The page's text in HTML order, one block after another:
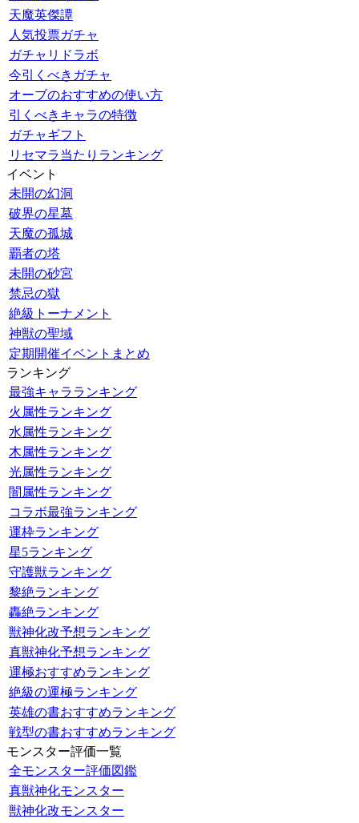
天魔英傑譚
人気投票ガチャ
ガチャリドラボ
今引くべきガチャ
オーブのおすすめの使い方
引くべきキャラの特徴
ガチャギフト
リセマラ当たりランキング
イベント
未開の幻洞
破界の星墓
天魔の孤城
覇者の塔
未開の砂宮
禁忌の獄
絶級トーナメント
神獣の聖域
定期開催イベントまとめ
ランキング
最強キャラランキング
火属性ランキング
水属性ランキング
木属性ランキング
光属性ランキング
闇属性ランキング
コラボ最強ランキング
運枠ランキング
星5ランキング
守護獣ランキング
黎絶ランキング
轟絶ランキング
獣神化改予想ランキング
真獣神化予想ランキング
運極おすすめランキング
絶級の運極ランキング
英雄の書おすすめランキング
戦型の書おすすめランキング
モンスター評価一覧
全モンスター評価図鑑
真獣神化モンスター
獣神化改モンスター